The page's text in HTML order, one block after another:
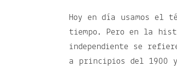
Hoy en día usamos el
tiempo. Pero en la
independiente se
a principios del 1900